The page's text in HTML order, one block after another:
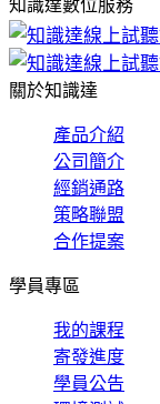
知識達數位服務
關於知識達
產品介紹
公司簡介
經銷通路
策略聯盟
合作提案
學員專區
我的課程
寄發進度
學員公告